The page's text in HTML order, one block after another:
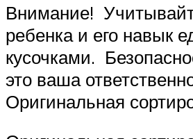
Внимание!
ребенка и его навык
кусочками.
это ваша
Оригинальная